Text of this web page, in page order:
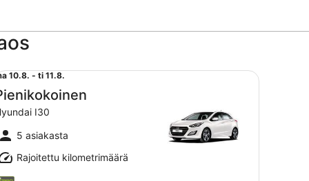
11.8.
10.8. - ti 11.8.
I30
5 asiakasta
Rajoitettu kilometrimäärä
Hyundai I30